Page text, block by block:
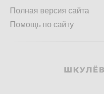
Полная версия сайта
Помощь по сайту